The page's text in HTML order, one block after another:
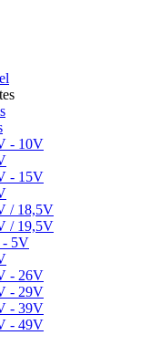
- 10V
- 15V
/ 18,5V
/ 19,5V
- 5V
- 26V
- 29V
- 39V
- 49V